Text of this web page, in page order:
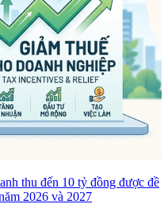
thu đến 10 tỷ đồng được đề
2026 và 2027